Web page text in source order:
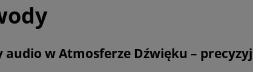
audio w Atmosferze Dźwięku –